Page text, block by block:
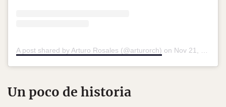
A post shared by Arturo Rosales (@arturorch) on Nov 21, 2018 at 9:26am PST
Un poco de historia